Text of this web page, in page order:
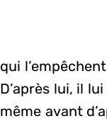
qui
D’après lui, il
même avant